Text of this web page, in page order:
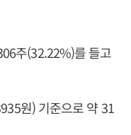
주(32.22%)를 들고
원) 기준으로 약 31